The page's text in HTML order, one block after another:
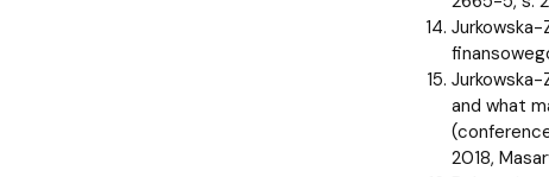
Jurkowska-
and what
2018,